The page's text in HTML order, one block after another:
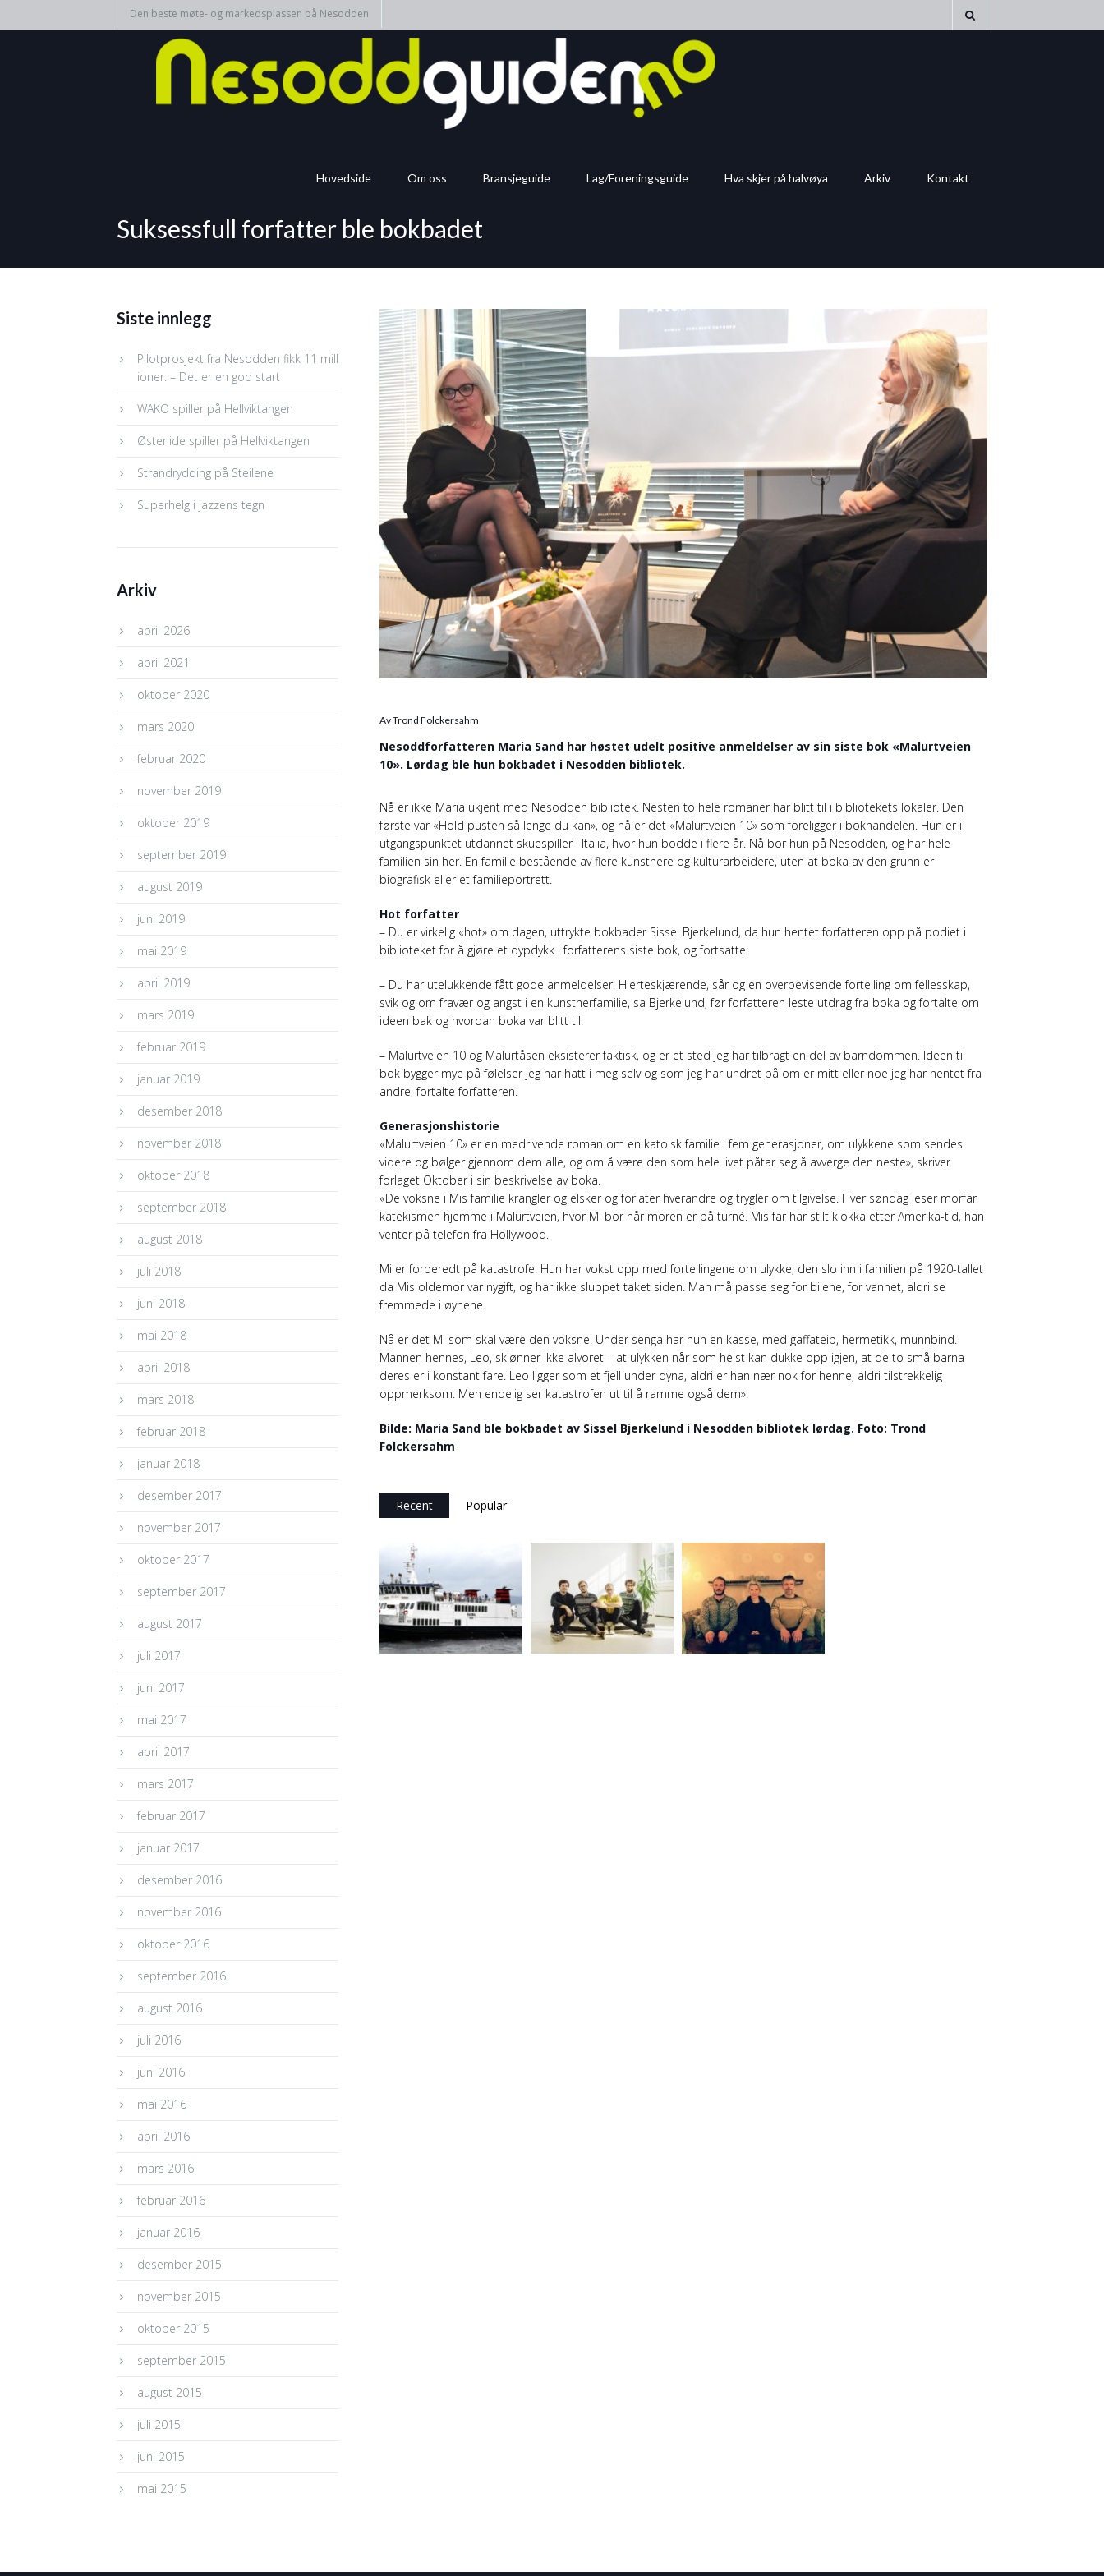
Den beste møte- og markedsplassen på Nesodden
Hovedside Om oss Bransjeguide Lag/Foreningsguide Hva skjer på halvøya Arkiv Kontakt
Suksessfull forfatter ble bokbadet
Av Trond Folckersahm
Nesoddforfatteren Maria Sand har høstet udelt positive anmeldelser av sin siste bok «Malurtveien
10». Lørdag ble hun bokbadet i Nesodden bibliotek.
Nå er ikke Maria ukjent med Nesodden bibliotek. Nesten to hele romaner har blitt til i bibliotekets lokaler. Den
første var «Hold pusten så lenge du kan», og nå er det «Malurtveien 10» som foreligger i bokhandelen. Hun er i
utgangspunktet utdannet skuespiller i Italia, hvor hun bodde i flere år. Nå bor hun på Nesodden, og har hele
familien sin her. En familie bestående av flere kunstnere og kulturarbeidere, uten at boka av den grunn er
biografisk eller et familieportrett.
Hot forfatter
– Du er virkelig «hot» om dagen, uttrykte bokbader Sissel Bjerkelund, da hun hentet forfatteren opp på podiet i
biblioteket for å gjøre et dypdykk i forfatterens siste bok, og fortsatte:
– Du har utelukkende fått gode anmeldelser. Hjerteskjærende, sår og en overbevisende fortelling om fellesskap,
svik og om fravær og angst i en kunstnerfamilie, sa Bjerkelund, før forfatteren leste utdrag fra boka og fortalte om
ideen bak og hvordan boka var blitt til.
– Malurtveien 10 og Malurtåsen eksisterer faktisk, og er et sted jeg har tilbragt en del av barndommen. Ideen til
bok bygger mye på følelser jeg har hatt i meg selv og som jeg har undret på om er mitt eller noe jeg har hentet fra
andre, fortalte forfatteren.
Generasjonshistorie
«Malurtveien 10» er en medrivende roman om en katolsk familie i fem generasjoner, om ulykkene som sendes
videre og bølger gjennom dem alle, og om å være den som hele livet påtar seg å avverge den neste», skriver
forlaget Oktober i sin beskrivelse av boka.
«De voksne i Mis familie krangler og elsker og forlater hverandre og trygler om tilgivelse. Hver søndag leser morfar
katekismen hjemme i Malurtveien, hvor Mi bor når moren er på turné. Mis far har stilt klokka etter Amerika-tid, han
venter på telefon fra Hollywood.
Mi er forberedt på katastrofe. Hun har vokst opp med fortellingene om ulykke, den slo inn i familien på 1920-tallet
da Mis oldemor var nygift, og har ikke sluppet taket siden. Man må passe seg for bilene, for vannet, aldri se
fremmede i øynene.
Nå er det Mi som skal være den voksne. Under senga har hun en kasse, med gaffateip, hermetikk, munnbind.
Mannen hennes, Leo, skjønner ikke alvoret – at ulykken når som helst kan dukke opp igjen, at de to små barna
deres er i konstant fare. Leo ligger som et fjell under dyna, aldri er han nær nok for henne, aldri tilstrekkelig
oppmerksom. Men endelig ser katastrofen ut til å ramme også dem».
Bilde: Maria Sand ble bokbadet av Sissel Bjerkelund i Nesodden bibliotek lørdag. Foto: Trond
Folckersahm
Recent Popular
Siste innlegg
Pilotprosjekt fra Nesodden fikk 11 mill
ioner: – Det er en god start
WAKO spiller på Hellviktangen
Østerlide spiller på Hellviktangen
Strandrydding på Steilene
Superhelg i jazzens tegn
Arkiv
april 2026
april 2021
oktober 2020
mars 2020
februar 2020
november 2019
oktober 2019
september 2019
august 2019
juni 2019
mai 2019
april 2019
mars 2019
februar 2019
januar 2019
desember 2018
november 2018
oktober 2018
september 2018
august 2018
juli 2018
juni 2018
mai 2018
april 2018
mars 2018
februar 2018
januar 2018
desember 2017
november 2017
oktober 2017
september 2017
august 2017
juli 2017
juni 2017
mai 2017
april 2017
mars 2017
februar 2017
januar 2017
desember 2016
november 2016
oktober 2016
september 2016
august 2016
juli 2016
juni 2016
mai 2016
april 2016
mars 2016
februar 2016
januar 2016
desember 2015
november 2015
oktober 2015
september 2015
august 2015
juli 2015
juni 2015
mai 2015